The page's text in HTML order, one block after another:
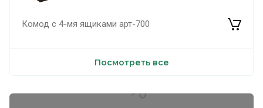
Комод с 4-мя ящиками арт-700
Посмотреть все